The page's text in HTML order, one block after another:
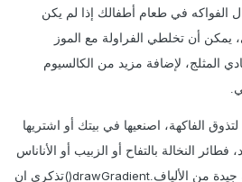
الفواكه في طعام أطفالك إذا لم يكن
يمكن أن تخلطي الفراولة مع الموز
المثلج، لإضافة مزيد من الكالسيوم
الفاكهة، اصنعيها في بيتك أو اشتريها
النخالة بالتفاح أو الزبيب أو الأناناس
من الألياف.drawGradient() تذكري ان